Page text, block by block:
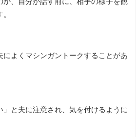
によくマシンガントークすることがあ
」と夫に注意され、気を付けるように